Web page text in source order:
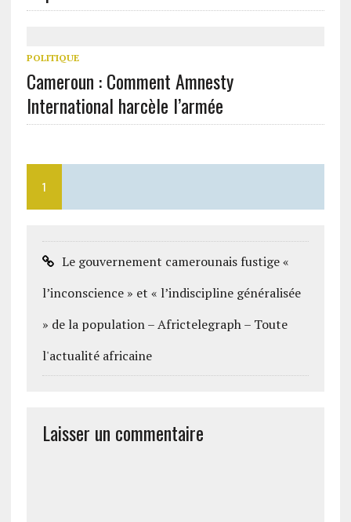
POLITIQUE
Cameroun : Comment Amnesty
International harcèle l’armée
1
Le gouvernement camerounais fustige «
l’inconscience » et « l’indiscipline généralisée
» de la population – Africtelegraph – Toute
l'actualité africaine
Laisser un commentaire